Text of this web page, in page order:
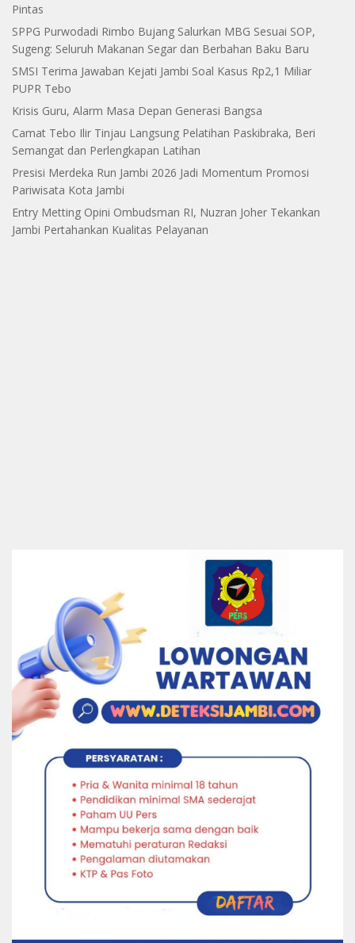
Pintas
SPPG Purwodadi Rimbo Bujang Salurkan MBG Sesuai SOP,
Sugeng: Seluruh Makanan Segar dan Berbahan Baku Baru
SMSI Terima Jawaban Kejati Jambi Soal Kasus Rp2,1 Miliar
PUPR Tebo
Krisis Guru, Alarm Masa Depan Generasi Bangsa
Camat Tebo Ilir Tinjau Langsung Pelatihan Paskibraka, Beri
Semangat dan Perlengkapan Latihan
Presisi Merdeka Run Jambi 2026 Jadi Momentum Promosi
Pariwisata Kota Jambi
Entry Metting Opini Ombudsman RI, Nuzran Joher Tekankan
Jambi Pertahankan Kualitas Pelayanan